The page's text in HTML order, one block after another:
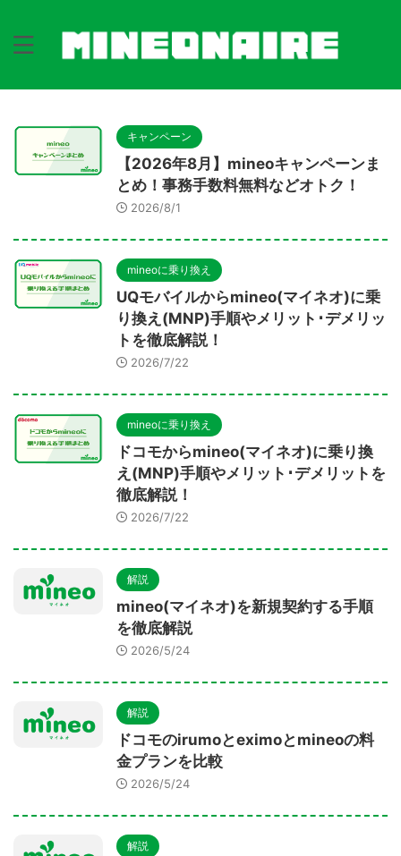
キャンペーン
【2026年8月】mineoキャンペーンま
とめ！事務手数料無料などオトク！
2026/8/1
mineoに乗り換え
UQモバイルからmineo(マイネオ)に乗
り換え(MNP)手順やメリット･デメリッ
トを徹底解説！
2026/7/22
mineoに乗り換え
ドコモからmineo(マイネオ)に乗り換
え(MNP)手順やメリット･デメリットを
徹底解説！
2026/7/22
解説
mineo(マイネオ)を新規契約する手順
を徹底解説
2026/5/24
解説
ドコモのirumoとeximoとmineoの料
金プランを比較
2026/5/24
解説